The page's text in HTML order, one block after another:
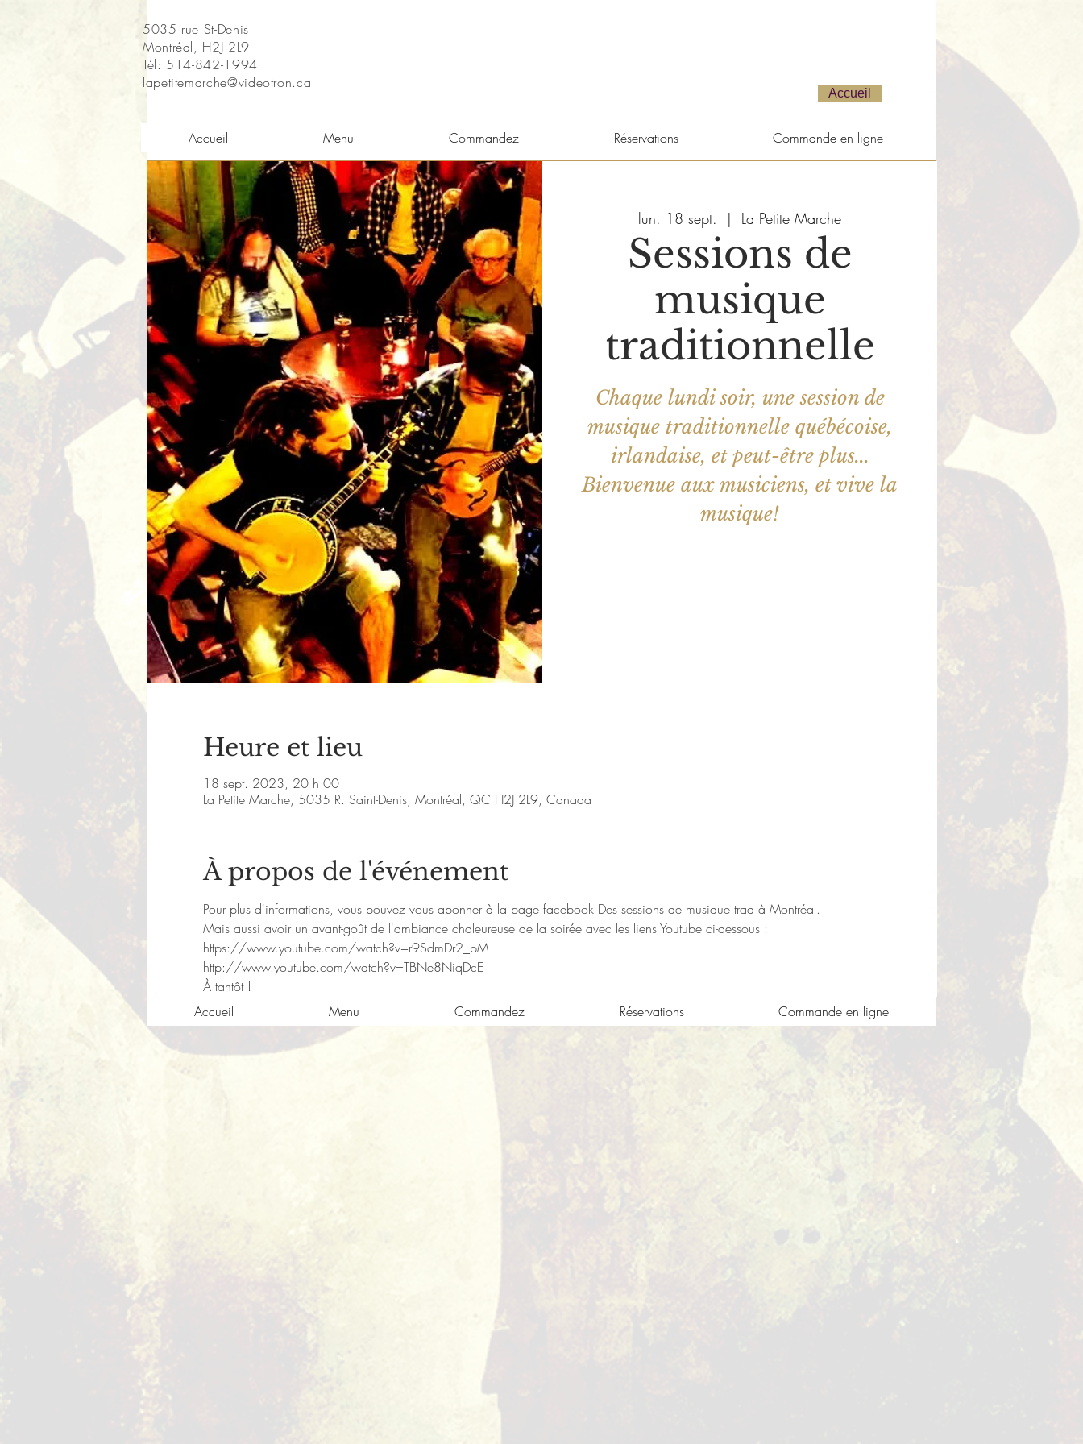
5035 rue St-Denis
Montréal, H2J 2L9
Tél: 514-842-1994
lapetitemarche@videotron.ca
Accueil
Accueil Menu Commandez Réservations Commande en ligne
lun. 18 sept.
  |
La Petite Marche
Sessions de
musique
traditionnelle
Chaque lundi soir, une session de
musique traditionnelle québécoise,
irlandaise, et peut-être plus...
Bienvenue aux musiciens, et vive la
musique!
Heure et lieu
18 sept. 2023, 20 h 00
La Petite Marche, 5035 R. Saint-Denis, Montréal, QC H2J 2L9, Canada
À propos de l'événement
Pour plus d'informations, vous pouvez vous abonner à la page facebook Des sessions de musique trad à Montréal.
Mais aussi avoir un avant-goût de l'ambiance chaleureuse de la soirée avec les liens Youtube ci-dessous :
https://www.youtube.com/watch?v=r9SdmDr2_pM
http://www.youtube.com/watch?v=TBNe8NiqDcE
À tantôt !
Accueil
Menu Commandez Réservations Commande en ligne